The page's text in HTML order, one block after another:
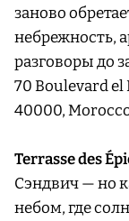
заново
небрежность,
разговоры до
70 Boulevard
40000,
Terrasse des
Сэндвич — но
небом, где